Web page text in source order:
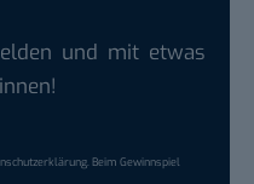
und mit etwas
. Beim Gewinnspiel